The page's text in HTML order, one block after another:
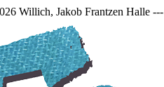
Halle --- 11.12.2026